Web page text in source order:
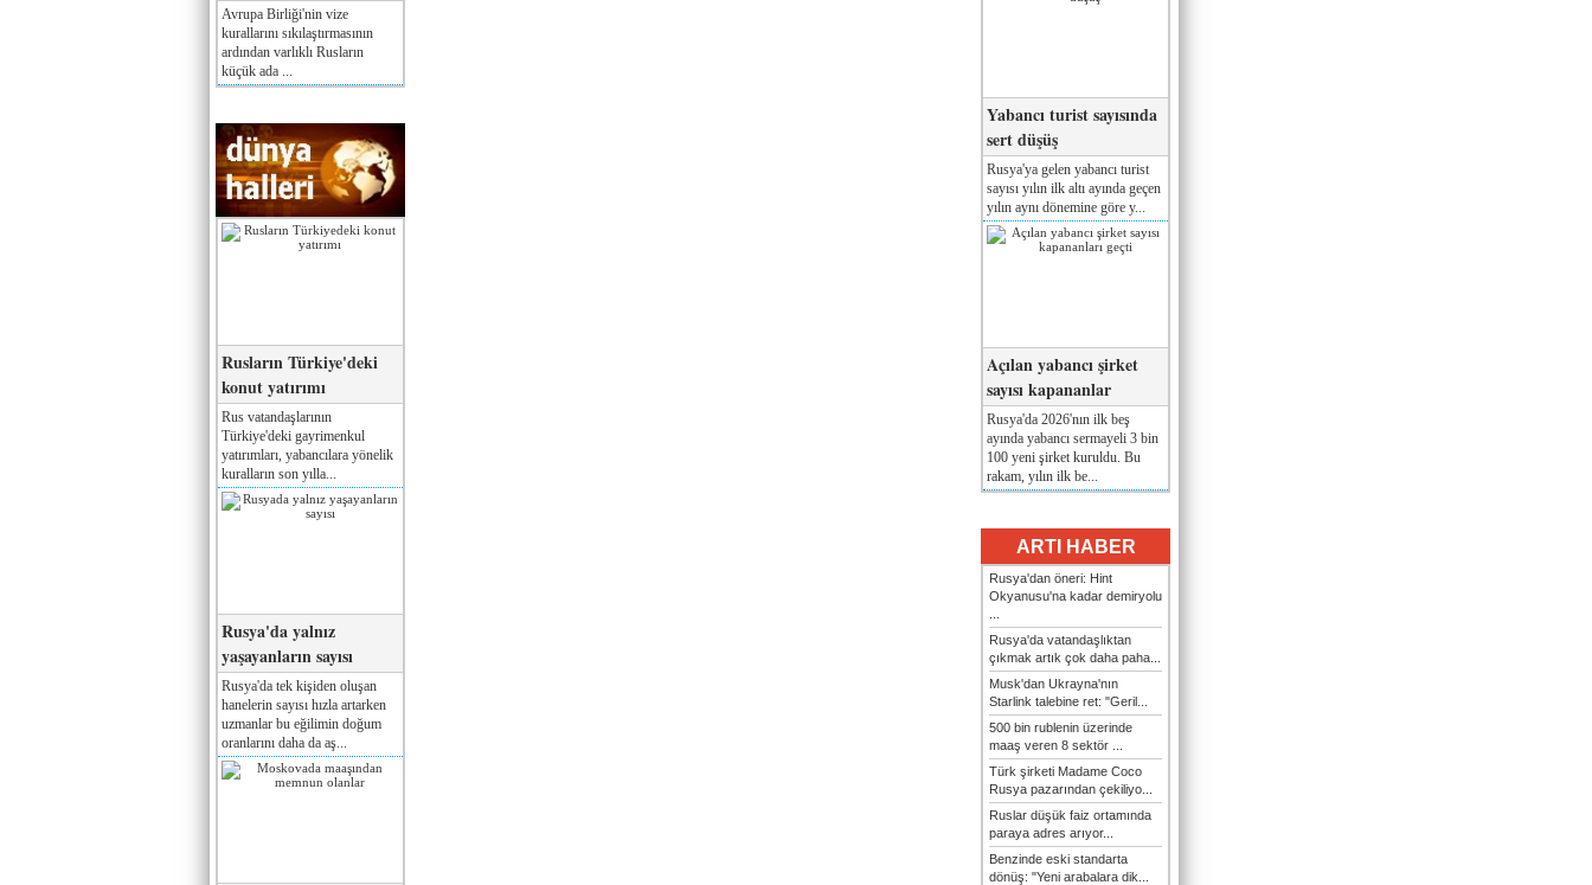
Avrupa Birliği'nin vize
kurallarını sıkılaştırmasının
ardından varlıklı Rusların
küçük ada ...
Rusların Türkiye'deki
konut yatırımı
Rus vatandaşlarının
Türkiye'deki gayrimenkul
yatırımları, yabancılara yönelik
kuralların son yılla...
Rusya'da yalnız
yaşayanların sayısı
Rusya'da tek kişiden oluşan
hanelerin sayısı hızla artarken
uzmanlar bu eğilimin doğum
oranlarını daha da aş...
Yabancı turist sayısında
sert düşüş
Rusya'ya gelen yabancı turist
sayısı yılın ilk altı ayında geçen
yılın aynı dönemine göre y...
Açılan yabancı şirket
sayısı kapananlar
Rusya'da 2026'nın ilk beş
ayında yabancı sermayeli 3 bin
100 yeni şirket kuruldu. Bu
rakam, yılın ilk be...
ARTI HABER
Rusya'dan öneri: Hint
Okyanusu'na kadar demiryolu
Rusya'da vatandaşlıktan
çıkmak artık çok daha paha...
Musk'dan Ukrayna'nın
Starlink talebine ret: "Geril...
500 bin rublenin üzerinde
maaş veren 8 sektör ...
Türk şirketi Madame Coco
Rusya pazarından çekiliyo...
Ruslar düşük faiz ortamında
paraya adres arıyor...
Benzinde eski standarta
dönüş: "Yeni arabalara dik...